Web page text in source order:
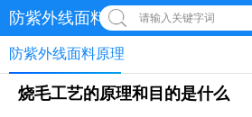
防紫外线面料网 请输入关键字词
防紫外线面料原理
烧毛工艺的原理和目的是什么